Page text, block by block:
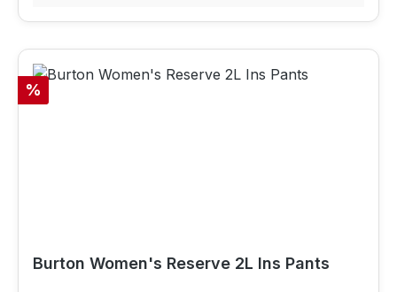
Rabatt
%
Burton Women's Reserve 2L Ins Pants